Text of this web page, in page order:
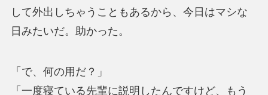
して外出しちゃうこともあるから、今日はマシな
日みたいだ。助かった。
「で、何の用だ？」
「一度寝ている先輩に説明したんですけど、もう